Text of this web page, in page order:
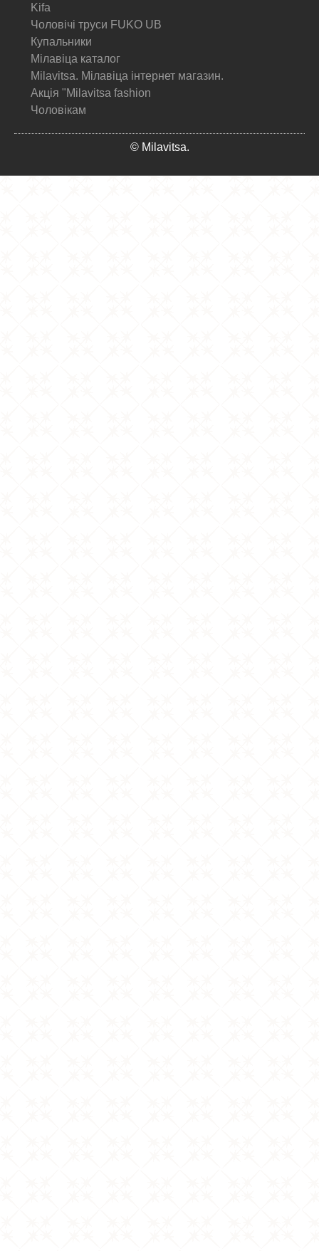
Kifa
Чоловічі труси FUKO UB
Купальники
Мілавіца каталог
Milavitsa. Мілавіца інтернет магазин.
Акція "Milavitsa fashion
Чоловікам
© Milavitsa.